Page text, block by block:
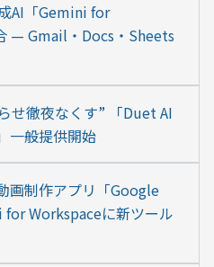
AI「Gemini for
— Gmail・Docs・Sheets
せ徹夜なくす” 「Duet AI
一般提供開始
画制作アプリ「Google
Workspaceに新ツール